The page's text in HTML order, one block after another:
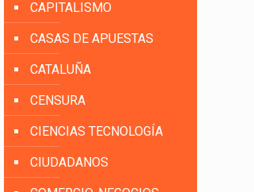
CAPITALISMO
CASAS DE APUESTAS
CATALUÑA
CENSURA
CIENCIAS TECNOLOGÍA
CIUDADANOS